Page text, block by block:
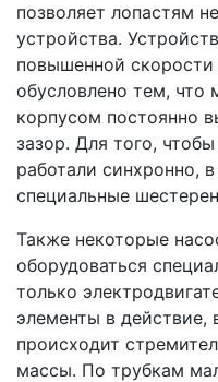
позволяет лопастям
устройства.
повышенной скорости
обусловлено тем, что
корпусом постоянно
зазор. Для того,
работали синхронно,
специальные
Также некоторые
оборудоваться
только
элементы в действие,
происходит
массы. По трубкам